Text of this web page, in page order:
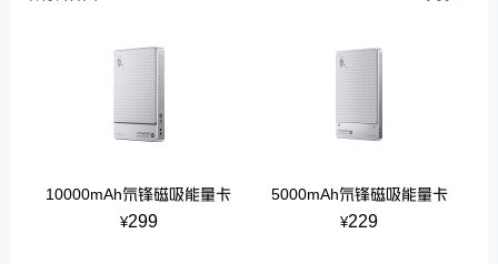
10000mAh氘锋磁吸能量卡
¥299
5000mAh氘锋磁吸能量卡
¥229